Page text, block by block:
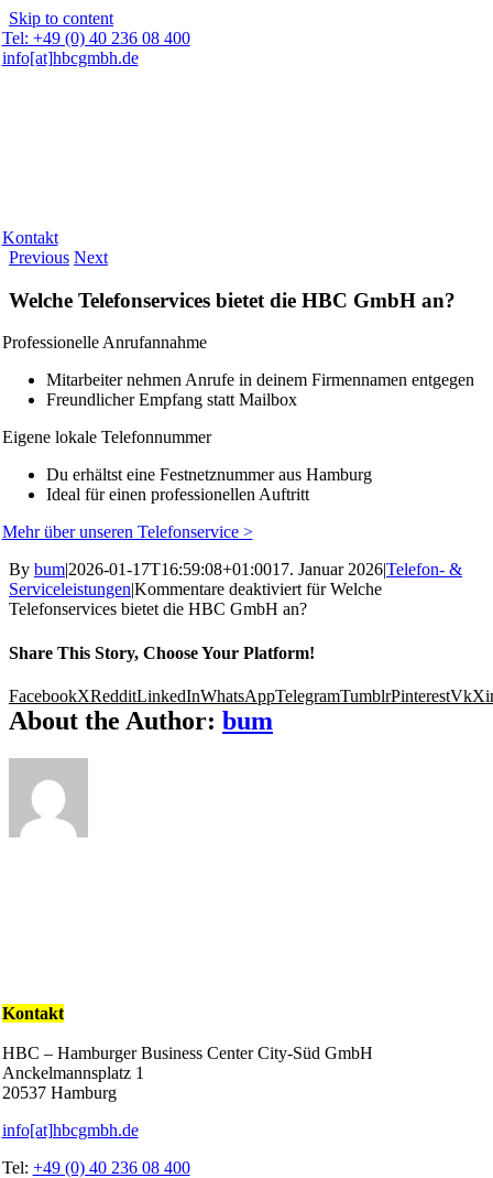
Skip to content
Tel: +49 (0) 40 236 08 400
info[at]hbcgmbh.de
Kontakt
Previous Next
Welche Telefonservices bietet die HBC GmbH an?
Professionelle Anrufannahme
Mitarbeiter nehmen Anrufe in deinem Firmennamen entgegen
Freundlicher Empfang statt Mailbox
Eigene lokale Telefonnummer
Du erhältst eine Festnetznummer aus Hamburg
Ideal für einen professionellen Auftritt
Mehr über unseren Telefonservice >
By bum|2026-01-17T16:59:08+01:0017. Januar 2026|Telefon- &
Serviceleistungen|Kommentare deaktiviertfür Welche
Telefonservices bietet die HBC GmbH an?
Share This Story, Choose Your Platform!
FacebookXRedditLinkedInWhatsAppTelegramTumblrPinterestVk
About the Author: bum
Kontakt
HBC – Hamburger Business Center City-Süd GmbH
Anckelmannsplatz 1
20537 Hamburg
info[at]hbcgmbh.de
Tel: +49 (0) 40 236 08 400